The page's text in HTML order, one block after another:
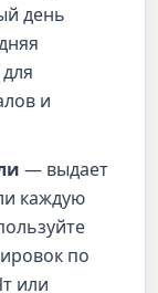
день
и
— выдает
каждую
по
или